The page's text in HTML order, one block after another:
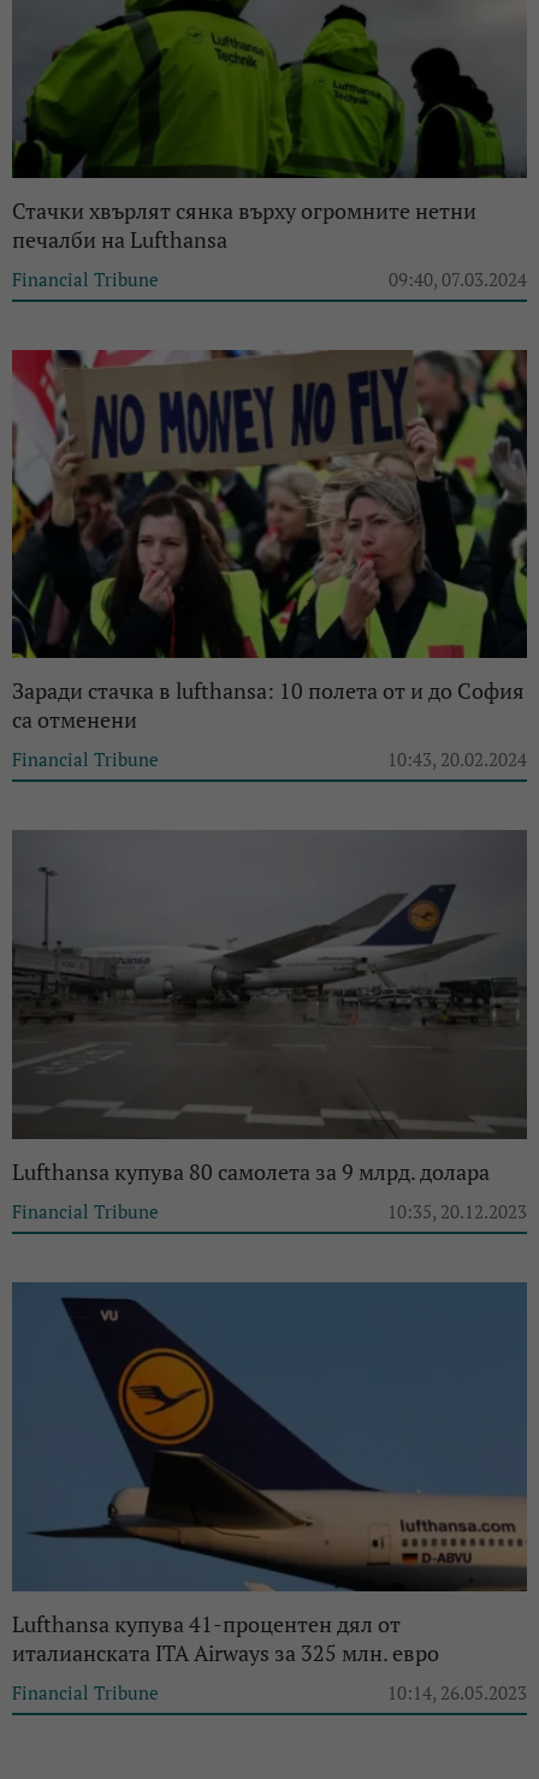
Стачки хвърлят сянка върху огромните нетни
печалби на Lufthansa
Financial Tribune 09:40, 07.03.2024
Заради стачка в lufthansa: 10 полета от и до София
са отменени
Financial Tribune 10:43, 20.02.2024
Lufthansa купува 80 самолета за 9 млрд. долара
Financial Tribune 10:35, 20.12.2023
Lufthansa купува 41-процентен дял от
италианската ITA Airways за 325 млн. евро
Financial Tribune 10:14, 26.05.2023